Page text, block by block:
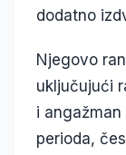
dodatno
Njegovo
uključujući
i
perioda,